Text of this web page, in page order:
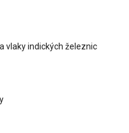
vlaky indických železnic